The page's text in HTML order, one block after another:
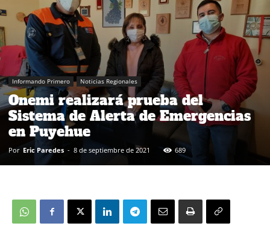
Informando Primero Noticias Regionales
Onemi realizará prueba del
Sistema de Alerta de Emergencias
en Puyehue
Por Eric Paredes - 8 de septiembre de 2021 689